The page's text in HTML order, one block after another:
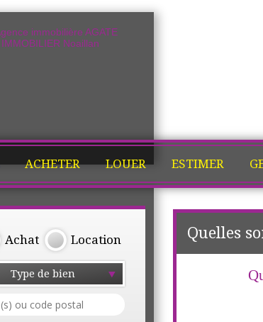
ACHETER LOUER ESTIMER
Achat Location
Type de bien
Quelles